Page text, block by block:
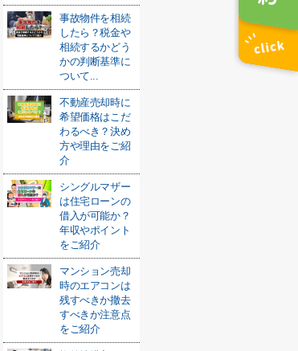
事故物件を相続
したら？税金や
相続するかどう
かの判断基準に
ついて...
不動産売却時に
希望価格はこだ
わるべき？決め
方や理由をご紹
介
シングルマザー
は住宅ローンの
借入が可能か？
年収やポイント
をご紹介
マンション売却
時のエアコンは
残すべきか撤去
すべきか注意点
をご紹介